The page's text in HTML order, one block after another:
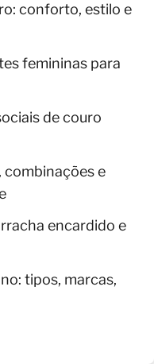
conforto, estilo e
femininas para
de couro
combinações e
encardido e
tipos, marcas,